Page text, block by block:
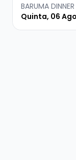
BARUMA
Quinta, 06